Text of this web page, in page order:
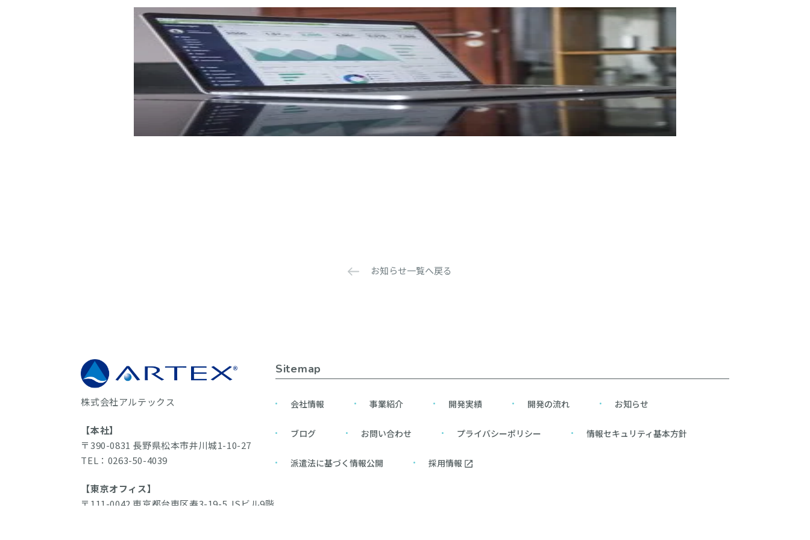
お知らせ一覧へ戻る
株式会社アルテックス
【本社】
〒390-0831 長野県松本市井川城1-10-27
TEL：0263-50-4039
【東京オフィス】
〒111-0042 東京都台東区寿3-19-5 JSビル9階
Sitemap
会社情報 事業紹介 開発実績 開発の流れ お知らせ
ブログ お問い合わせ プライバシーポリシー 情報セキュリティ基本方針
派遣法に基づく情報公開 採用情報